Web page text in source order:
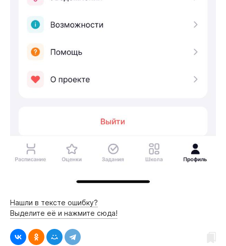
Нашли в тексте ошибку?
Выделите её и нажмите сюда!